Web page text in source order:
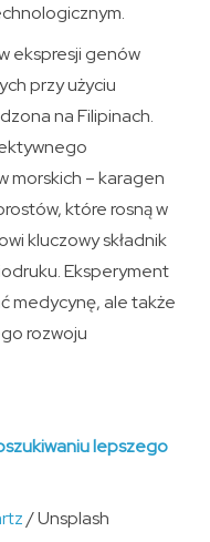
ekspresji genów
przy użyciu
na Filipinach.
morskich – karagen
które rosną w
kluczowy składnik
Eksperyment
medycynę, ale także
rozwoju
lepszego
/ Unsplash